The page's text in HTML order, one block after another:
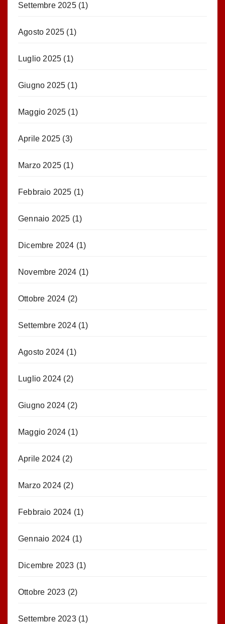
Settembre 2025(1)
Agosto 2025 (1)
Luglio 2025 (1)
Giugno 2025 (1)
Maggio 2025 (1)
Aprile 2025 (3)
Marzo 2025 (1)
Febbraio 2025 (1)
Gennaio 2025 (1)
Dicembre 2024 (1)
Novembre 2024 (1)
Ottobre 2024 (2)
Settembre 2024(1)
Agosto 2024 (1)
Luglio 2024 (2)
Giugno 2024 (2)
Maggio 2024 (1)
Aprile 2024 (2)
Marzo 2024 (2)
Febbraio 2024 (1)
Gennaio 2024 (1)
Dicembre 2023 (1)
Ottobre 2023 (2)
Settembre 2023(1)